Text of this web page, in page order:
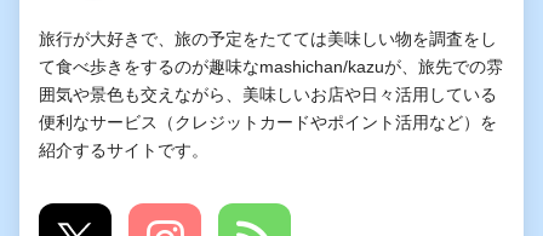
旅行が大好きで、旅の予定をたてては美味しい物を調査をし
て食べ歩きをするのが趣味なmashichan/kazuが、旅先での雰
囲気や景色も交えながら、美味しいお店や日々活用している
便利なサービス（クレジットカードやポイント活用など）を
紹介するサイトです。